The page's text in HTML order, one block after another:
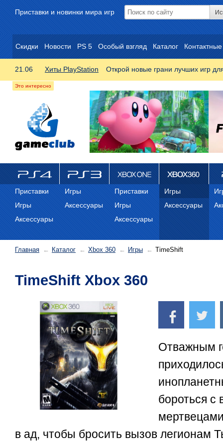
Приставки и новинки мира игр
Скидки Новости PS 5 Особый взгляд Каталог
21.06 Хиты PlayStation Открой новые грани лучших игр
ps4
Приставки
Игры
Аксессуары
PS3
Игры
Аксессуары
Xbox One
Приставки
Игры
Аксессуары
Xbox 360
Игры
Аксессуары
Главная Каталог Xbox 360 Игры TimeShift
TimeShift Xbox 360
Отважным
бороться с
в ад, чтобы бросить вызов легионам